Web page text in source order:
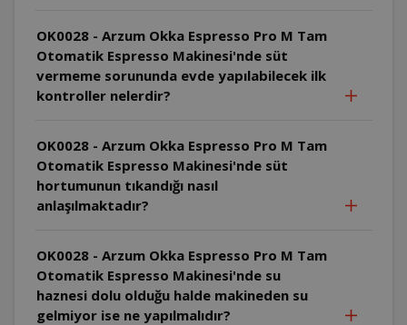
OK0028 - Arzum Okka Espresso Pro M Tam
Otomatik Espresso Makinesi'nde süt
vermeme sorununda evde yapılabilecek ilk
kontroller nelerdir?
OK0028 - Arzum Okka Espresso Pro M Tam
Otomatik Espresso Makinesi'nde süt
hortumunun tıkandığı nasıl
anlaşılmaktadır?
OK0028 - Arzum Okka Espresso Pro M Tam
Otomatik Espresso Makinesi'nde su
haznesi dolu olduğu halde makineden su
gelmiyor ise ne yapılmalıdır?